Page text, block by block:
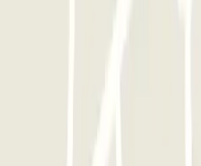
vicino a